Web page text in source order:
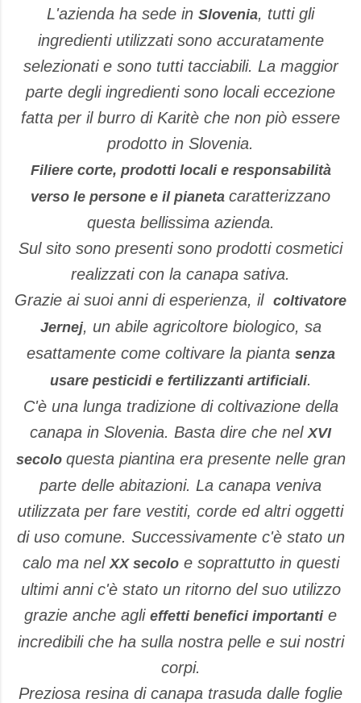
L'azienda ha sede in Slovenia, tutti gli
ingredienti utilizzati sono accuratamente
selezionati e sono tutti tacciabili. La maggior
parte degli ingredienti sono locali eccezione
fatta per il burro di Karitè che non piò essere
prodotto in Slovenia.
Filiere corte, prodotti locali e responsabilità
verso le persone e il pianeta caratterizzano
questa bellissima azienda.
Sul sito sono presenti sono prodotti cosmetici
realizzati con la canapa sativa.
Grazie ai suoi anni di esperienza, il coltivatore
Jernej, un abile agricoltore biologico, sa
esattamente come coltivare la pianta senza
usare pesticidi e fertilizzanti artificiali.
C'è una lunga tradizione di coltivazione della
canapa in Slovenia. Basta dire che nel XVI
secolo questa piantina era presente nelle gran
parte delle abitazioni. La canapa veniva
utilizzata per fare vestiti, corde ed altri oggetti
di uso comune. Successivamente c'è stato un
calo ma nel XX secoloe soprattutto in questi
ultimi anni c'è stato un ritorno del suo utilizzo
grazie anche agli effetti benefici importantie
incredibili che ha sulla nostra pelle e sui nostri
corpi.
Preziosa resina di canapa trasuda dalle foglie